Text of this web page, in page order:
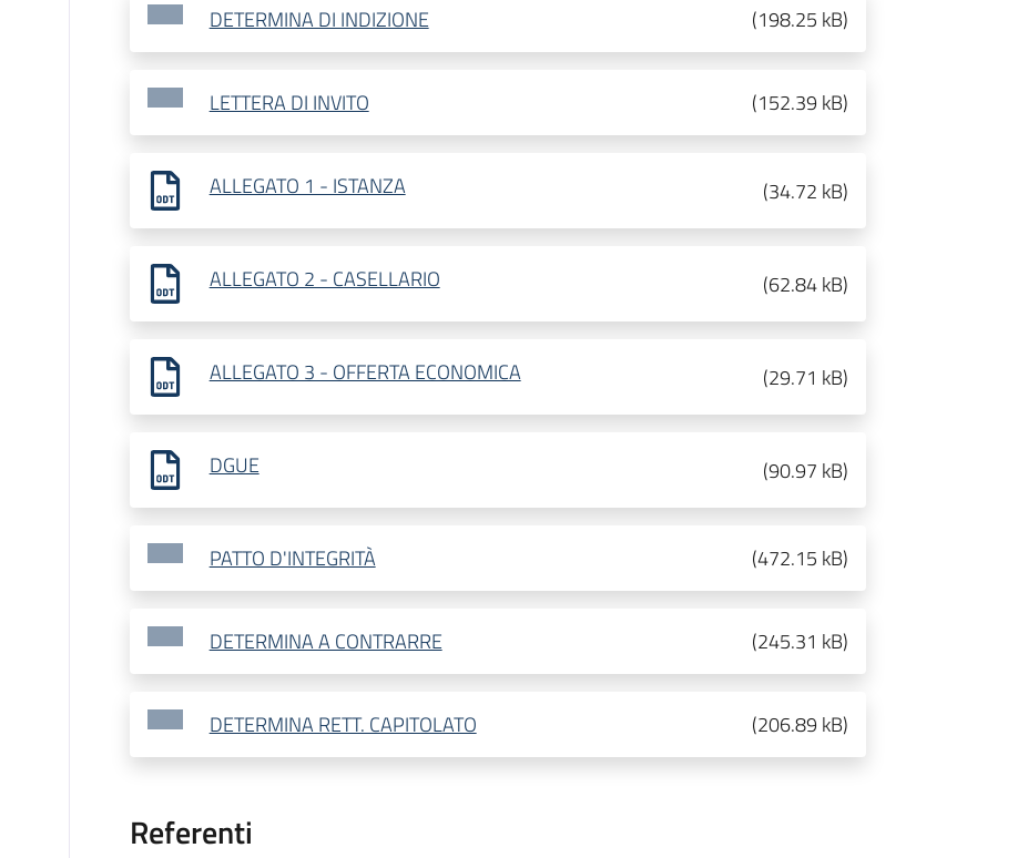
DETERMINA DI INDIZIONE (198.25 kB)
LETTERA DI INVITO (152.39 kB)
ALLEGATO 1 - ISTANZA (34.72 kB)
ALLEGATO 2 - CASELLARIO (62.84 kB)
ALLEGATO 3 - OFFERTA ECONOMICA (29.71 kB)
DGUE (90.97 kB)
PATTO D'INTEGRITÀ (472.15 kB)
DETERMINA A CONTRARRE (245.31 kB)
DETERMINA RETT. CAPITOLATO (206.89 kB)
Referenti